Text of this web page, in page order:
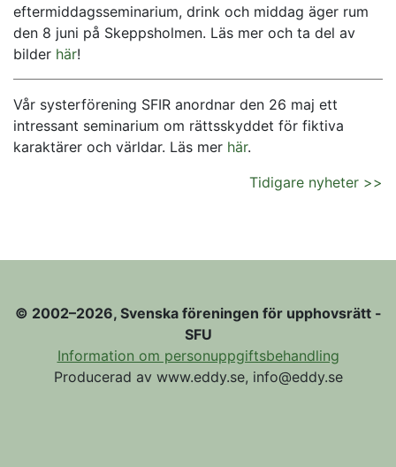
eftermiddagsseminarium, drink och middag äger rum
den 8 juni på Skeppsholmen. Läs mer och ta del av
bilder här!
Vår systerförening SFIR anordnar den 26 maj ett
intressant seminarium om rättsskyddet för fiktiva
karaktärer och världar. Läs mer här.
Tidigare nyheter >>
© 2002–2026, Svenska föreningen för upphovsrätt -
SFU
Information om personuppgiftsbehandling
Producerad av www.eddy.se, info@eddy.se